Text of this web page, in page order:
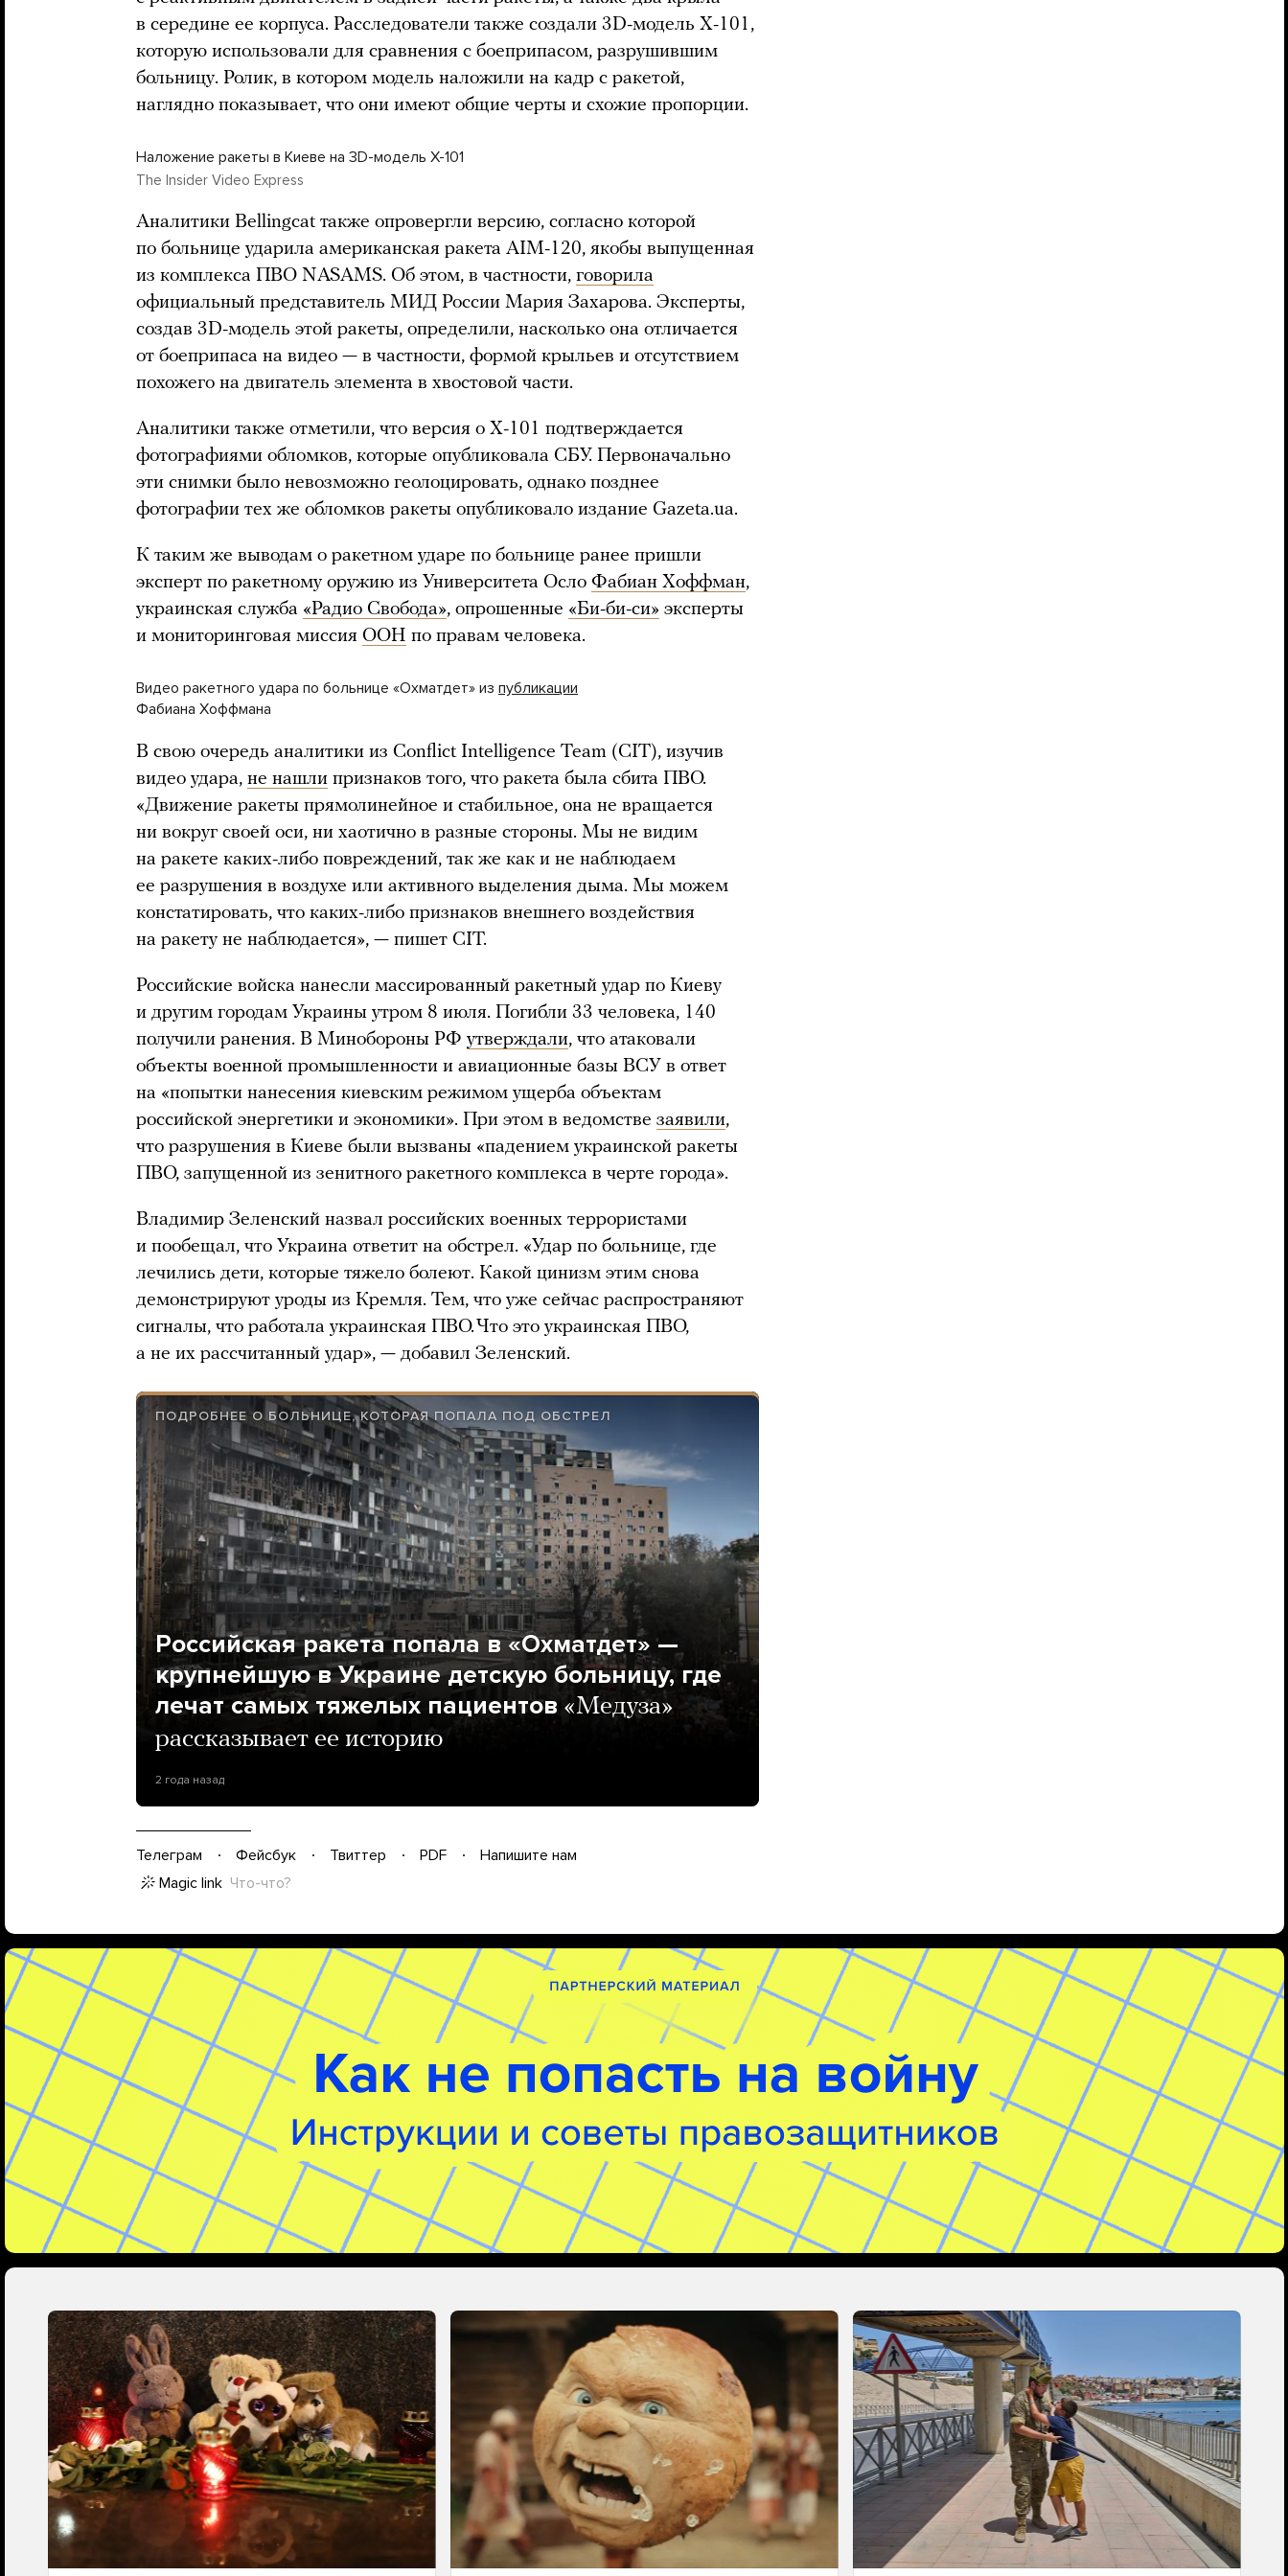
в середине ее корпуса. Расследователи также создали 3D-модель Х-101,
которую использовали для сравнения с боеприпасом, разрушившим
больницу. Ролик, в котором модель наложили на кадр с ракетой,
наглядно показывает, что они имеют общие черты и схожие пропорции.
Наложение ракеты в Киеве на 3D-модель Х-101
The Insider Video Express
Аналитики Bellingcat также опровергли версию, согласно которой
по больнице ударила американская ракета AIM-120, якобы выпущенная
из комплекса ПВО NASAMS. Об этом, в частности, говорила
официальный представитель МИД России Мария Захарова. Эксперты,
создав 3D-модель этой ракеты, определили, насколько она отличается
от боеприпаса на видео — в частности, формой крыльев и отсутствием
похожего на двигатель элемента в хвостовой части.
Аналитики также отметили, что версия о Х-101 подтверждается
фотографиями обломков, которые опубликовала СБУ. Первоначально
эти снимки было невозможно геолоцировать, однако позднее
фотографии тех же обломков ракеты опубликовало издание Gazeta.ua.
К таким же выводам о ракетном ударе по больнице ранее пришли
эксперт по ракетному оружию из Университета Осло Фабиан Хоффман,
украинская служба «Радио Свобода», опрошенные «Би-би-си» эксперты
и мониторинговая миссия ООН по правам человека.
Видео ракетного удара по больнице «Охматдет» из публикации
Фабиана Хоффмана
В свою очередь аналитики из Conflict Intelligence Team (CIT), изучив
видео удара, не нашли признаков того, что ракета была сбита ПВО.
«Движение ракеты прямолинейное и стабильное, она не вращается
ни вокруг своей оси, ни хаотично в разные стороны. Мы не видим
на ракете каких-либо повреждений, так же как и не наблюдаем
ее разрушения в воздухе или активного выделения дыма. Мы можем
констатировать, что каких-либо признаков внешнего воздействия
на ракету не наблюдается», — пишет CIT.
Российские войска нанесли массированный ракетный удар по Киеву
и другим городам Украины утром 8 июля. Погибли 33 человека, 140
получили ранения. В Минобороны РФ утверждали, что атаковали
объекты военной промышленности и авиационные базы ВСУ в ответ
на «попытки нанесения киевским режимом ущерба объектам
российской энергетики и экономики». При этом в ведомстве заявили,
что разрушения в Киеве были вызваны «падением украинской ракеты
ПВО, запущенной из зенитного ракетного комплекса в черте города».
Владимир Зеленский назвал российских военных террористами
и пообещал, что Украина ответит на обстрел. «Удар по больнице, где
лечились дети, которые тяжело болеют. Какой цинизм этим снова
демонстрируют уроды из Кремля. Тем, что уже сейчас распространяют
сигналы, что работала украинская ПВО. Что это украинская ПВО,
а не их рассчитанный удар», — добавил Зеленский.
ПОДРОБНЕЕ О БОЛЬНИЦЕ, КОТОРАЯ ПОПАЛА ПОД ОБСТРЕЛ
Российская ракета попала в «Охматдет» —
крупнейшую в Украине детскую больницу, где
лечат самых тяжелых пациентов «Медуза»
рассказывает ее историю
2 года назад
Телеграм Фейсбук Твиттер PDF
Напишите нам
Magic link Что-что?